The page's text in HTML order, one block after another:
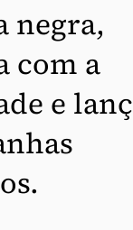
negra,
com a
e